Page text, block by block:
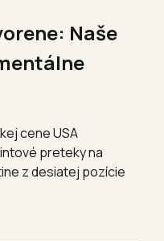
Naše
cene USA
preteky na
z desiatej pozície